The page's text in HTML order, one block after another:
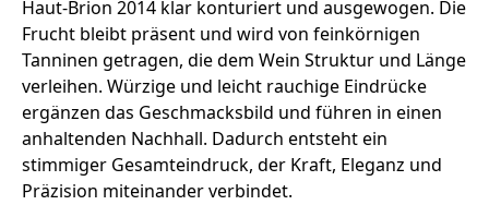
Haut-Brion 2014 klar konturiert und ausgewogen. Die
Frucht bleibt präsent und wird von feinkörnigen
Tanninen getragen, die dem Wein Struktur und Länge
verleihen. Würzige und leicht rauchige Eindrücke
ergänzen das Geschmacksbild und führen in einen
anhaltenden Nachhall. Dadurch entsteht ein
stimmiger Gesamteindruck, der Kraft, Eleganz und
Präzision miteinander verbindet.